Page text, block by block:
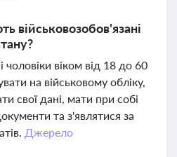
військовозобов'язані
чоловіки віком від 18 до 60
на військовому обліку,
свої дані, мати при собі
та з'являтися за
Джерело